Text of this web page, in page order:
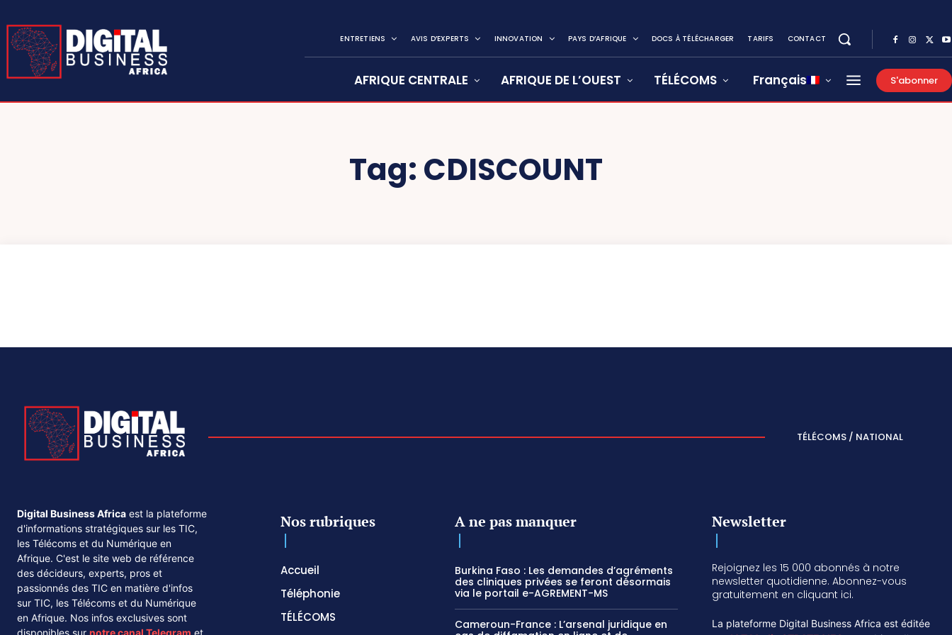
ENTRETIENS AVIS D’EXPERTS INNOVATION PAYS D’AFRIQUE DOCS À TÉLÉCHARGER TARIFS CONTACT
AFRIQUE CENTRALE AFRIQUE DE L’OUEST TÉLÉCOMS Français S'abonner
Tag: CDISCOUNT
TÉLÉCOMS / NATIONAL
Digital Business Africa est la plateforme
d'informations stratégiques sur les TIC,
les Télécoms et du Numérique en
Afrique. C'est le site web de référence
des décideurs, experts, pros et
passionnés des TIC en matière d'infos
sur TIC, les Télécoms et du Numérique
en Afrique. Nos infos exclusives sont
disponibles sur notre canal Telegram et
Nos rubriques
Accueil
Téléphonie
TÉLÉCOMS
A ne pas manquer
Burkina Faso : Les demandes d’agréments
des cliniques privées se feront désormais
via le portail e-AGREMENT-MS
Cameroun-France : L’arsenal juridique en
Newsletter
Rejoignez les 15 000 abonnés à notre
newsletter quotidienne. Abonnez-vous
gratuitement en cliquant ici.
La plateforme Digital Business Africa est éditée